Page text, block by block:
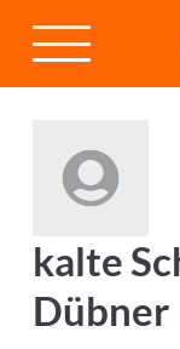
kalte
Dübner